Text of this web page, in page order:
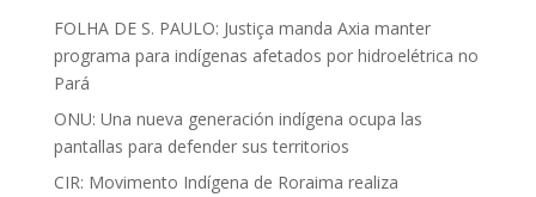
FOLHA DE S. PAULO: Justiça manda Axia manter
programa para indígenas afetados por hidroelétrica no
Pará
ONU: Una nueva generación indígena ocupa las
pantallas para defender sus territorios
CIR: Movimento Indígena de Roraima realiza